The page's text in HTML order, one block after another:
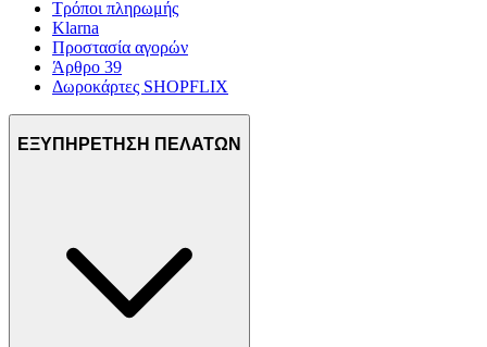
Τρόποι πληρωμής
Klarna
Προστασία αγορών
Άρθρο 39
Δωροκάρτες SHOPFLIX
ΕΞΥΠΗΡΕΤΗΣΗ ΠΕΛΑΤΩΝ